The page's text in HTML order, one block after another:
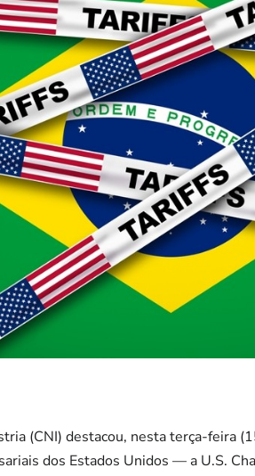
(CNI) destacou, nesta terça-feira
dos Estados Unidos — a U.S.